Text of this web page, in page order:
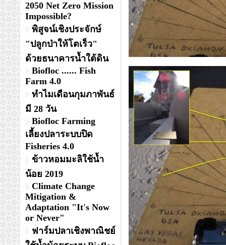
2050 Net Zero Mission
Impossible?
พิสูจน์เชิงประจักษ์
"ปลูกป่าให้โตเร็ว"
ด้วยธนาคารน้ำใต้ดิน
Biofloc ...... Fish
Farm 4.0
ทำไมเดือนกุมภาพันธ์
มี 28 วัน
Biofloc Farming
เลี้ยงปลาระบบปิด
Fisheries 4.0
ข้าวหอมมะลิใช้น้ำ
น้อย 2019
Climate Change
Mitigation &
Adaptation "It's Now
or Never"
ฟาร์มปลาเชิงพาณิชย์